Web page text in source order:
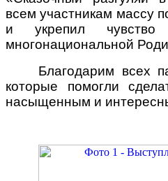
всем участникам массу
и укрепил
многонациональной
Благодарим всех
которые помогли
насыщенным и